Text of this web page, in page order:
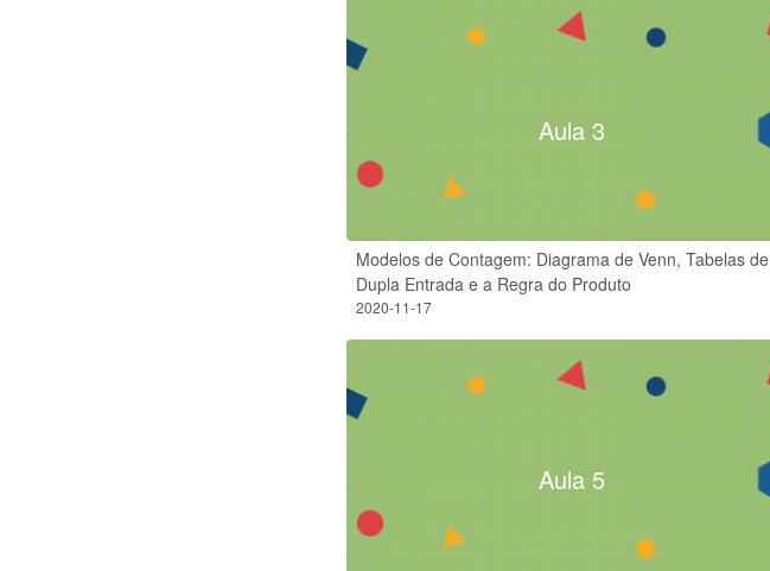
Aula 3
Modelos de Contagem: Diagrama de Venn, Tabelas de
Dupla Entrada e a Regra do Produto
2020-11-17
Aula 5